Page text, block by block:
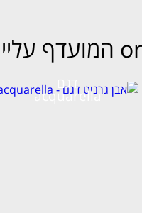
דגם
acquarella